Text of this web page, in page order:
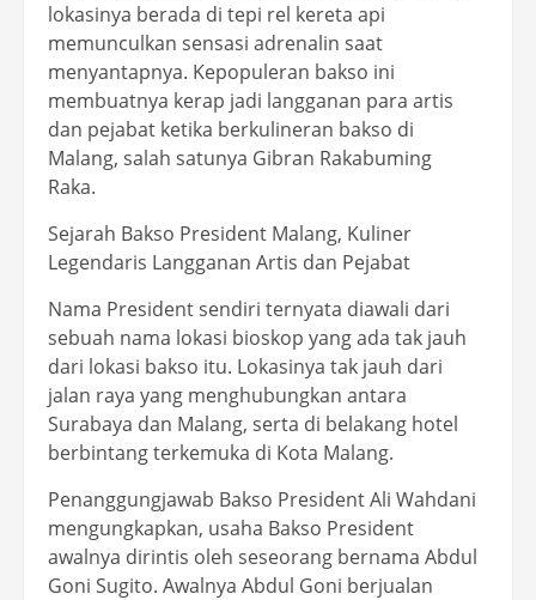
lokasinya berada di tepi rel kereta api
memunculkan sensasi adrenalin saat
menyantapnya. Kepopuleran bakso ini
membuatnya kerap jadi langganan para artis
dan pejabat ketika berkulineran bakso di
Malang, salah satunya Gibran Rakabuming
Raka.
Sejarah Bakso President Malang, Kuliner
Legendaris Langganan Artis dan Pejabat
Nama President sendiri ternyata diawali dari
sebuah nama lokasi bioskop yang ada tak jauh
dari lokasi bakso itu. Lokasinya tak jauh dari
jalan raya yang menghubungkan antara
Surabaya dan Malang, serta di belakang hotel
berbintang terkemuka di Kota Malang.
Penanggungjawab Bakso President Ali Wahdani
mengungkapkan, usaha Bakso President
awalnya dirintis oleh seseorang bernama Abdul
Goni Sugito. Awalnya Abdul Goni berjualan